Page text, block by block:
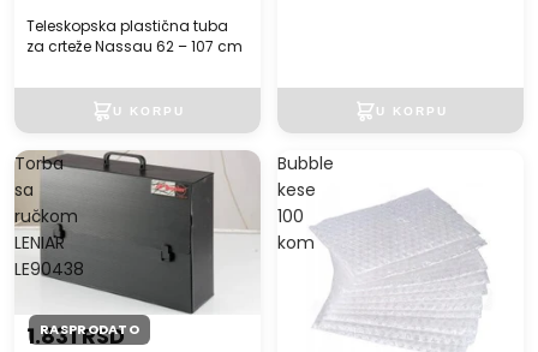
Teleskopska plastična tuba
za crteže Nassau 62 – 107 cm
Torba
sa
ručkom
LENIAR
LE90438
RASPRODATO
1.831 RSD
Bubble
kese
100
kom